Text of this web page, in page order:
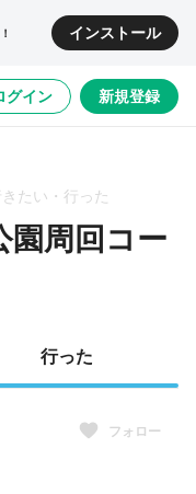
インストール
グイン 新規登録
きたい・行った
園周回コー
行った
フォロー